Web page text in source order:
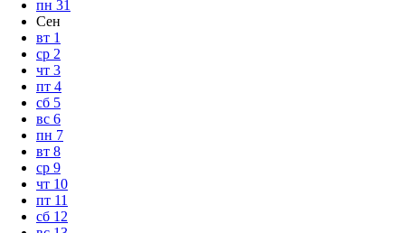
пн 31
Сен
вт 1
ср 2
чт 3
пт 4
сб 5
вс 6
пн 7
вт 8
ср 9
чт 10
пт 11
сб 12